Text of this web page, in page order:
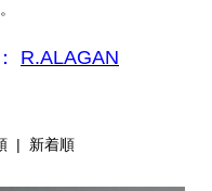
R.ALAGAN
| 新着順